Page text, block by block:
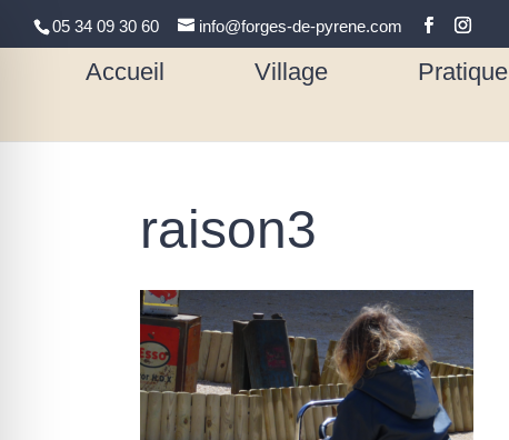
05 34 09 30 60 info@forges-de-pyrene.com
Accueil Village Pratique
raison3